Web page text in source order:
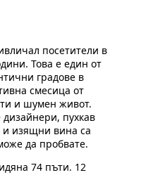
посетители в
Това е един от
градове в
смесица от
и шумен живот.
дизайнери, пухкав
и изящни вина са
да пробвате.
74 пъти. 12